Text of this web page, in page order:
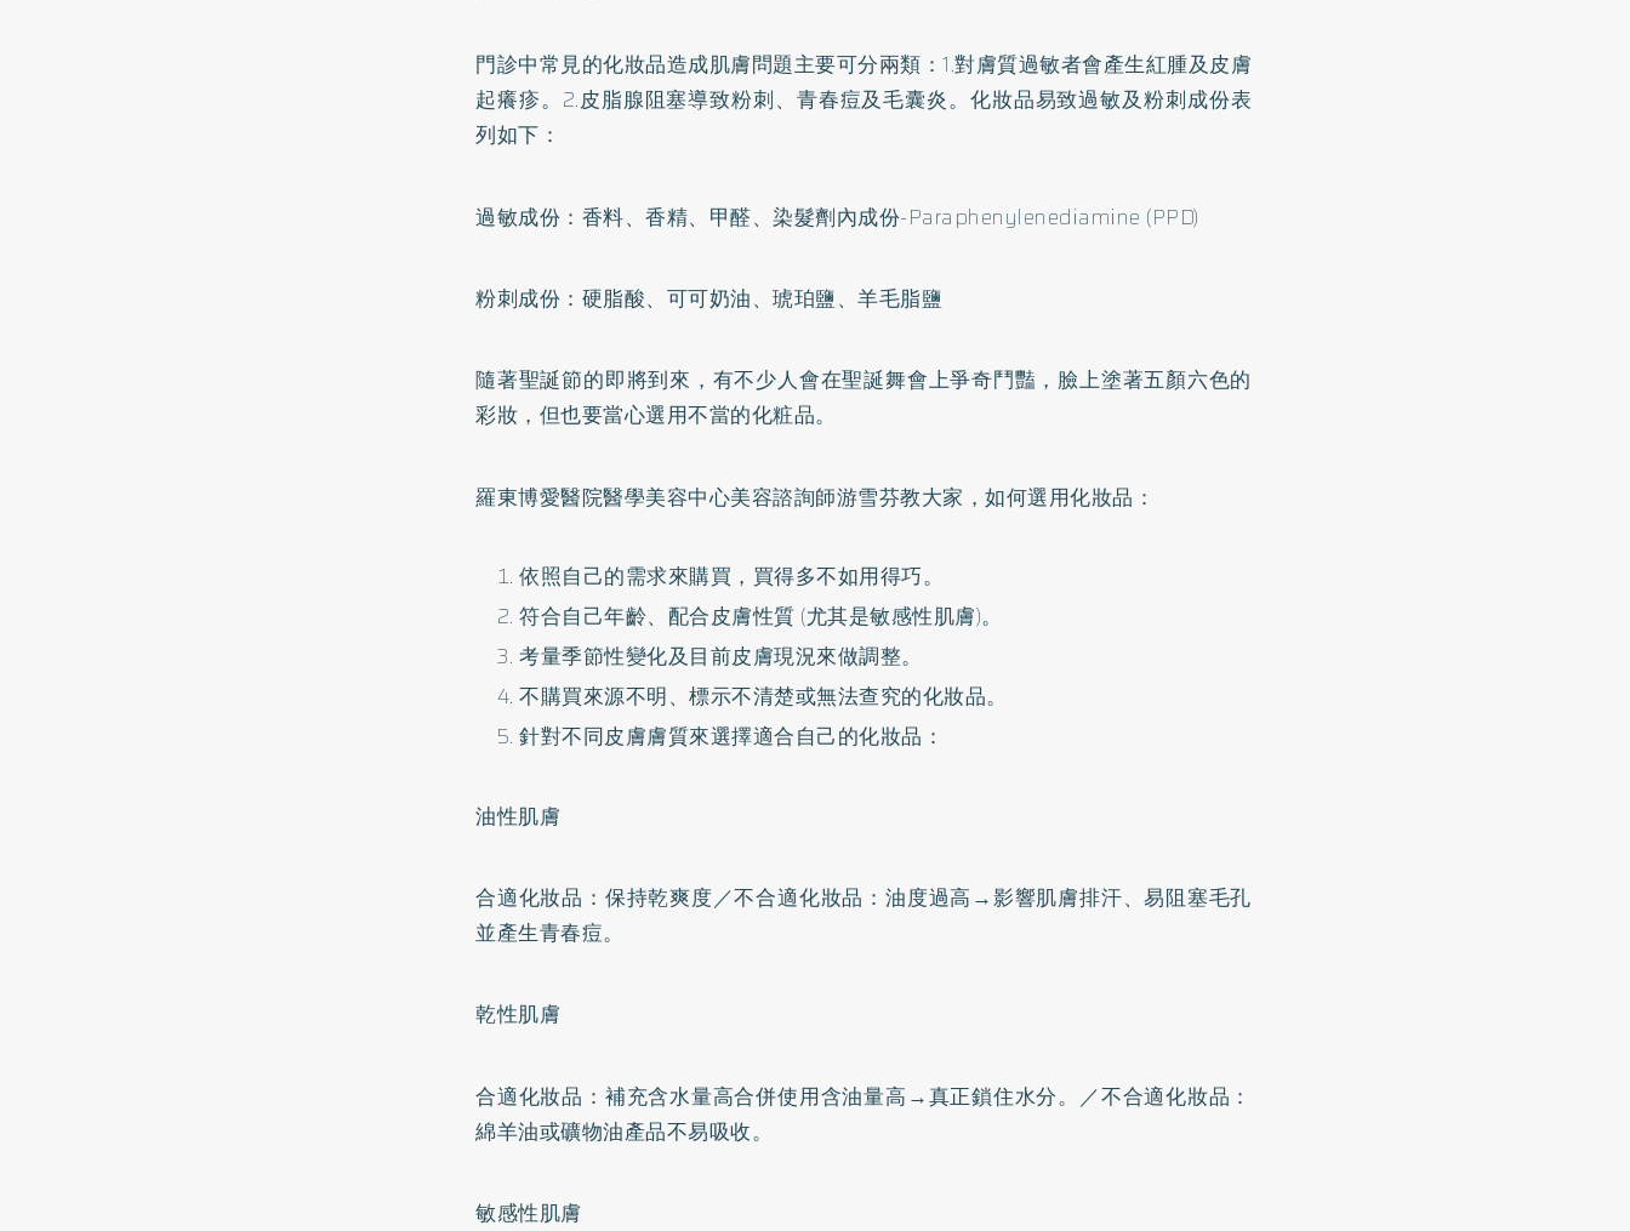
門診中常見的化妝品造成肌膚問題主要可分兩類：1.對膚質過敏者會產生紅腫及皮膚
起癢疹。2.皮脂腺阻塞導致粉刺、青春痘及毛囊炎。化妝品易致過敏及粉刺成份表
列如下：
過敏成份：香料、香精、甲醛、染髮劑內成份-Paraphenylenediamine (PPD)
粉刺成份：硬脂酸、可可奶油、琥珀鹽、羊毛脂鹽
隨著聖誕節的即將到來，有不少人會在聖誕舞會上爭奇鬥豔，臉上塗著五顏六色的
彩妝，但也要當心選用不當的化粧品。
羅東博愛醫院醫學美容中心美容諮詢師游雪芬教大家，如何選用化妝品：
依照自己的需求來購買，買得多不如用得巧。
符合自己年齡、配合皮膚性質 (尤其是敏感性肌膚)。
考量季節性變化及目前皮膚現況來做調整。
不購買來源不明、標示不清楚或無法查究的化妝品。
針對不同皮膚膚質來選擇適合自己的化妝品：
油性肌膚
合適化妝品：保持乾爽度／不合適化妝品：油度過高→影響肌膚排汗、易阻塞毛孔
並產生青春痘。
乾性肌膚
合適化妝品：補充含水量高合併使用含油量高→真正鎖住水分。／不合適化妝品：
綿羊油或礦物油產品不易吸收。
敏感性肌膚